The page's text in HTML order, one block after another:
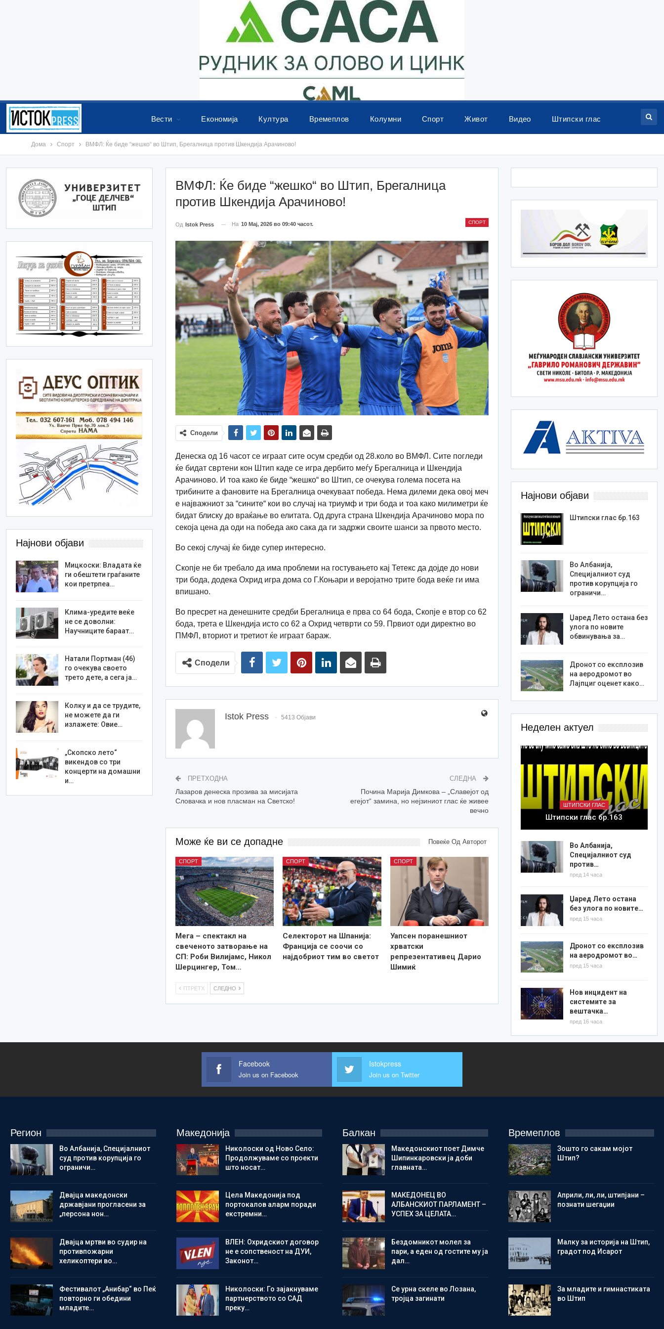
Вести Економија Култура Времеплов Колумни Спорт Живот Видео Штипски глас
Дома Спорт ВМФЛ: Ќе биде “жешко“ во Штип, Брегалница против Шкендија Арачиново!
ВМФЛ: Ќе биде “жешко“ во Штип, Брегалница
против Шкендија Арачиново!
СПОРТ
Од Istok Press На 10 Мај, 2026 во 09:40 часот.
Сподели
Денеска од 16 часот се играат сите осум средби од 28.коло во ВМФЛ. Сите погледи
ќе бидат свртени кон Штип каде се игра дербито меѓу Брегалница и Шкендија
Арачиново. И тоа како ќе биде “жешко“ во Штип, се очекува голема посета на
трибините а фановите на Брегалница очекуваат победа. Нема дилеми дека овој меч
е најважниот за “сините“ кои во случај на триумф и три бода и тоа како милиметри ќе
бидат блиску до враќање во елитата. Од друга страна Шкендија Арачиново мора по
секоја цена да оди на победа ако сака да ги задржи своите шанси за првото место.
Во секој случај ќе биде супер интересно.
Скопје не би требало да има проблеми на гостувањето кај Тетекс да дојде до нови
три бода, додека Охрид игра дома со Г.Коњари и веројатно трите бода веќе ги има
впишано.
Во пресрет на денешните средби Брегалница е прва со 64 бода, Скопје е втор со 62
бода, трета е Шкендија исто со 62 а Охрид четврти со 59. Првиот оди директно во
ПМФЛ, вториот и третиот ќе играат бараж.
Сподели
Istok Press 5413 Објави
ПРЕТХОДНА
Лазаров денеска прозива за мисијата
Словачка и нов пласман на Светско!
СЛЕДНА
Почина Марија Димкова – „Славејот од
егејот“ замина, но нејзиниот глас ќе живее
вечно
Може ќе ви се допадне Повеќе Од Авторот
СПОРТ
Мега – спектакл на
свеченото затворање на
СП: Роби Вилијамс, Никол
Шерцингер, Том…
СПОРТ
Селекторот на Шпанија:
Франција се соочи со
најдобриот тим во светот
СПОРТ
Уапсен поранешниот
хрватски
репрезентативец Дарио
Шимиќ
ПТРЕТХ СЛЕДНО
Најнови објави
Штипски глас бр.163
Во Албанија,
Специјалниот суд
против корупција го
ограничи…
Џаред Лето остана без
улога по новите
обвинувања за…
Дронот со експлозив
на аеродромот во
Лајпциг оценет како…
Неделен актуел
ШТИПСКИ ГЛАС
Штипски глас бр.163
Во Албанија,
Специјалниот суд
против…
пред 14 часа
Џаред Лето остана
без улога по новите…
пред 15 часа
Дронот со експлозив
на аеродромот во…
пред 15 часа
Нов инцидент на
системите за
вештачка…
пред 16 часа
Најнови објави
Мицкоски: Владата ќе
ги обештети граѓаните
кои претрпеа…
Клима-уредите веќе
не се доволни:
Научниците бараат…
Натали Портман (46)
го очекува своето
трето дете, а сега ја…
Колку и да се трудите,
не можете да ги
излажете: Овие…
„Скопско лето“
викендов со три
концерти на домашни
и…
Facebook
Join us on Facebook
Istokpress
Join us on Twitter
Регион
Во Албанија, Специјалниот
суд против корупција го
ограничи…
Двајца македонски
државјани прогласени за
„персона нон…
Двајца мртви во судир на
противпожарни
хеликоптери во…
Фестивалот „Анибар“ во Пеќ
повторно ги обедини
младите…
Македонија
Николоски од Ново Село:
Продолжуваме со проекти
што носат…
Цела Македонија под
портокалов аларм поради
екстремни…
ВЛЕН: Охридскиот договор
не е сопственост на ДУИ,
Законот…
Николоски: Го зајакнуваме
партнерството со САД
преку…
Балкан
Македонскиот поет Димче
Шипинкаровски ја доби
главната…
МАКЕДОНЕЦ ВО
АЛБАНСКИОТ ПАРЛАМЕНТ –
УСПЕХ ЗА ЦЕЛАТА…
Бездомникот молел за
пари, а еден од гостите му ја
дал…
Се урна скеле во Лозана,
тројца загинати
Времеплов
Зошто го сакам мојот
Штип?
Aприли, ли, ли, штипјани –
познати шегаџии
Малку за историја на Штип,
градот под Исарот
Зa младите и гимнастиката
во Штип